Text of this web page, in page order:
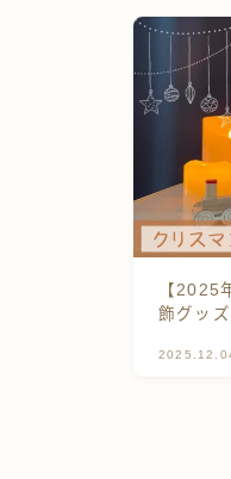
【2025
飾グッ